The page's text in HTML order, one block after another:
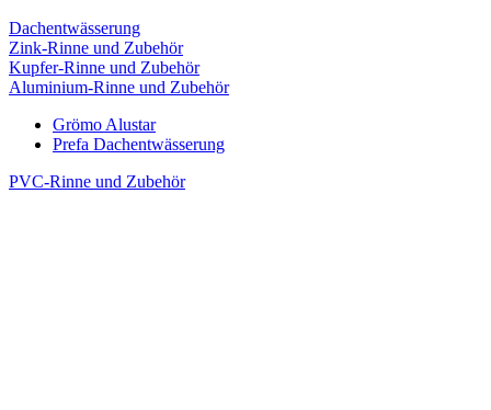
Dachentwässerung
Zink-Rinne und Zubehör
Kupfer-Rinne und Zubehör
Aluminium-Rinne und Zubehör
Grömo Alustar
Prefa Dachentwässerung
PVC-Rinne und Zubehör